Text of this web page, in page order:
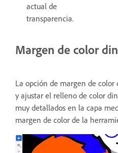
actual de
transparencia.
Margen de color
La opción de margen de
y ajustar el relleno de color
muy detallados en la capa
margen de color de la